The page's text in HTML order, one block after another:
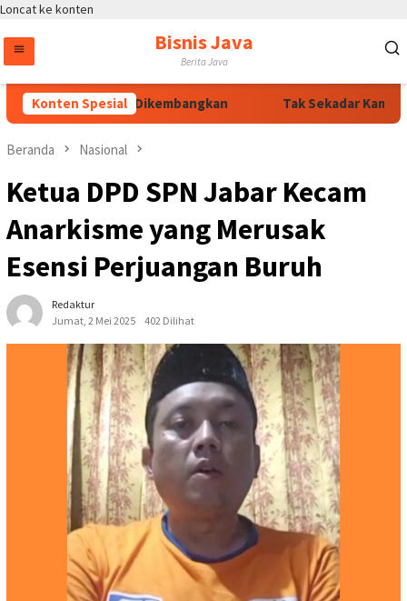
Loncat ke konten
Bisnis Java
Berita Java
Konten Spesial
Dikawal dan Dikembangkan Tak Sekadar Kampung
Beranda Nasional
Ketua DPD SPN Jabar Kecam
Anarkisme yang Merusak
Esensi Perjuangan Buruh
Redaktur
Jumat, 2 Mei 2025
402 Dilihat